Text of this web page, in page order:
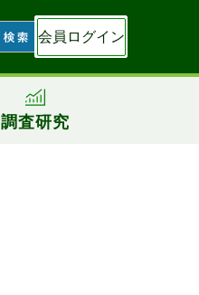
会員ログイン
調査研究